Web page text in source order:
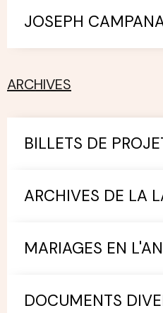
JOSEPH
ARCHIVES
BILLETS DE
ARCHIVES DE LA
MARIAGES EN
DOCUMENTS